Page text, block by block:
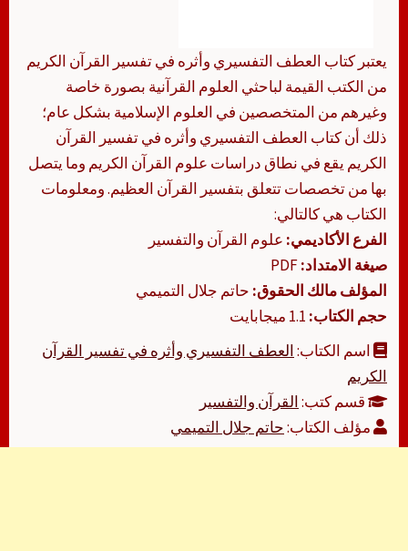
يعتبر كتاب العطف التفسيري وأثره في تفسير القرآن الكريم
من الكتب القيمة لباحثي العلوم القرآنية بصورة خاصة
وغيرهم من المتخصصين في العلوم الإسلامية بشكل عام؛
ذلك أن كتاب العطف التفسيري وأثره في تفسير القرآن
الكريم يقع في نطاق دراسات علوم القرآن الكريم وما يتصل
بها من تخصصات تتعلق بتفسير القرآن العظيم. ومعلومات
الكتاب هي كالتالي:
الفرع الأكاديمي: علوم القرآن والتفسير
صيغة الامتداد:
المؤلف مالك الحقوق: حاتم جلال التميمي
حجم الكتاب:
اسم الكتاب:العطف التفسيري وأثره في تفسير القرآن
الكريم
قسم كتب:القرآن والتفسير
مؤلف الكتاب:حاتم جلال التميمي